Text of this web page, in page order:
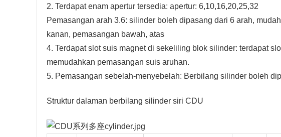
2. Terdapat enam apertur tersedia: apertur: 6,10,16,20,25,32
Pemasangan arah 3.6: silinder boleh dipasang dari 6 arah,
kanan, pemasangan bawah, atas
4. Terdapat slot suis magnet di sekeliling blok silinder: terdapat
memudahkan pemasangan suis aruhan.
5. Pemasangan sebelah-menyebelah: Berbilang silinder boleh
Struktur dalaman berbilang silinder siri CDU